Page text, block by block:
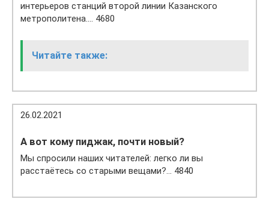
интерьеров станций второй линии Казанского
метрополитена…. 4680
Читайте также:
26.02.2021
А вот кому пиджак, почти новый?
Мы спросили наших читателей: легко ли вы
расстаётесь со старыми вещами?… 4840